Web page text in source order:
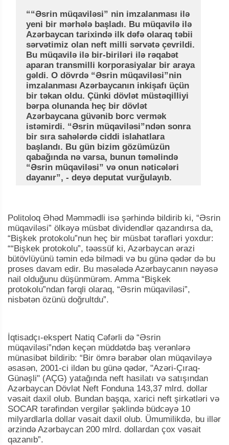
““Əsrin müqaviləsi” nin imzalanması ilə
yeni bir mərhələ başladı. Bu müqavilə ilə
Azərbaycan tarixində ilk dəfə olaraq təbii
sərvətimiz olan neft milli sərvətə çevrildi.
Bu müqavilə ilə bir-biriləri ilə rəqabət
aparan transmilli korporasiyalar bir araya
gəldi. O dövrdə “Əsrin müqaviləsi”nin
imzalanması Azərbaycanın inkişafı üçün
bir təkan oldu. Çünki dövlət müstəqilliyi
bərpa olunanda heç bir dövlət
Azərbaycana güvənib borc vermək
istəmirdi. “Əsrin müqaviləsi”ndən sonra
bir sıra sahələrdə ciddi islahatlara
başlandı. Bu gün bizim gözümüzün
qabağında nə varsa, bunun təməlində
“Əsrin müqaviləsi” və onun nəticələri
dayanır”, - deyə deputat vurğulayıb.
Politoloq Əhəd Məmmədli isə şərhində bildirib ki, “Əsrin
müqaviləsi” ölkəyə müsbət dividendlər qazandırsa da,
“Bişkek protokolu”nun heç bir müsbət tərəfləri yoxdur:
““Bişkek protokolu”, təəssüf ki, Azərbaycan ərazi
bütövlüyünü təmin edə bilmədi və bu günə qədər də bu
proses davam edir. Bu məsələdə Azərbaycanın nəyəsə
nail olduğunu düşünmürəm. Amma “Bişkek
protokolu”ndan fərqli olaraq, “Əsrin müqaviləsi”,
nisbətən özünü doğrultdu”.
İqtisadçı-ekspert Natiq Cəfərli də “Əsrin
müqaviləsi”ndən keçən müddətdə baş verənlərə
münasibət bildirib: “Bir ömrə bərabər olan müqaviləyə
əsasən, 2001-ci ildən bu günə qədər, "Azəri-Çıraq-
Günəşli" (AÇG) yatağında neft hasilatı və satışından
Azərbaycan Dövlət Neft Fonduna 143,37 mlrd. dollar
vəsait daxil olub. Bundan başqa, xarici neft şirkətləri və
SOCAR tərəfindən vergilər şəklində büdcəyə 10
milyardlarla dollar vəsait daxil olub. Ümumilikdə, bu illər
ərzində Azərbaycan 200 mlrd. dollardan çox vəsait
qazanıb”.